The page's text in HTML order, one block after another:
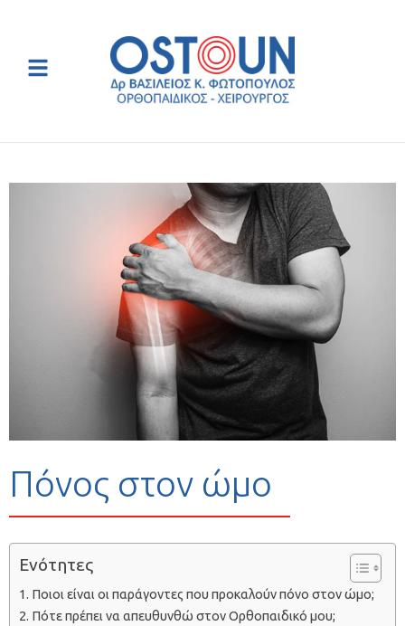
Πόνος στον ώμο
Ενότητες
Ποιοι είναι οι παράγοντες που προκαλούν πόνο στον ώμο;
Πότε πρέπει να απευθυνθώ στον Ορθοπαιδικό μου;